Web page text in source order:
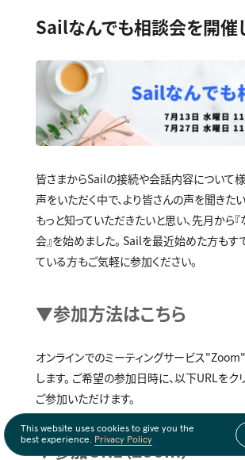
Sailなんでも相談会を開催
皆さまからSailの接続や会話内容について
声をいただく中で、より皆さんの声を聞きた
もっと知っていただきたいと思い、先月から
会』を始めました。 Sailを最近始めた方もす
ている方もご気軽に参加ください。
▼参加方法はこちら
オンラインでのミーティングサービス
します。 ご希望の参加日時に、以下URLをク
ご参加いただけます。
▼参加URL（Zoom）
This website uses cookies to give you the
best experience. Privacy Policy